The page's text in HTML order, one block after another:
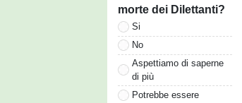
morte dei Dilettanti?
Si
No
Aspettiamo di saperne
di più
Potrebbe essere